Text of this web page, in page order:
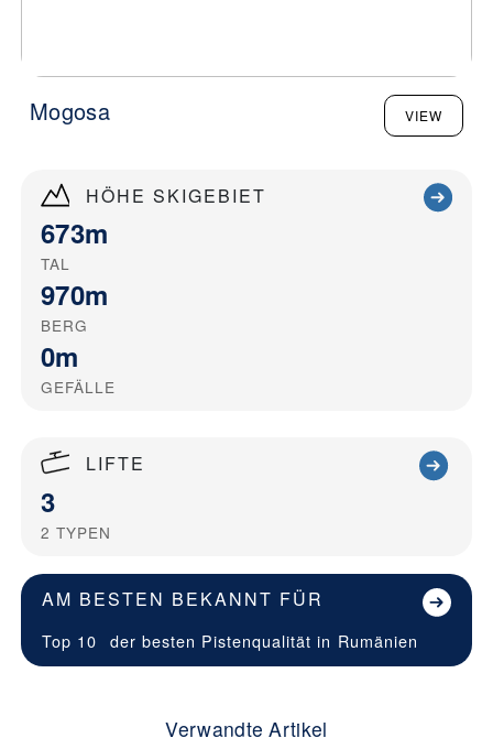
HÖHE SKIGEBIET
673m
TAL
970m
BERG
0m
GEFÄLLE
LIFTE
3
2 TYPEN
AM BESTEN BEKANNT FÜR
Top 10 der besten Pistenqualität in Rumänien
Verwandte Artikel
Mogosa VIEW